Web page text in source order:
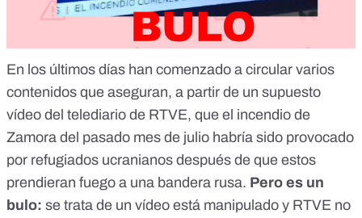
En los últimos días han comenzado a circular varios
contenidos que aseguran, a partir de un supuesto
vídeo del telediario de RTVE, que el incendio de
Zamora del pasado mes de julio habría sido provocado
por refugiados ucranianos después de que estos
prendieran fuego a una bandera rusa. Pero es un
bulo: se trata de un vídeo está manipulado y RTVE no